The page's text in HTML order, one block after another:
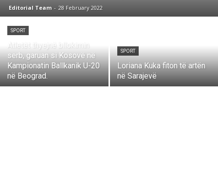
Editorial Team - 28 February 2022
SPORT
Atletët thyejnë bllokimin
serb, garuan si Kosovë në
Kampionatin Ballkanik U-20
në Beograd.
SPORT
Loriana Kuka fiton të artën
në Sarajevë